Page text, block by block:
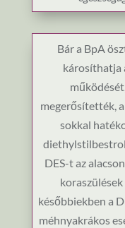
Bár a BpA
károsíthatja
megerősítették,
sokkal
DES-t az
későbbiekben a
méhnyakrákos